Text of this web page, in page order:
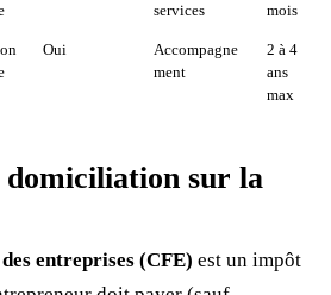
services
mois
Oui
Accompagne
ment
2 à 4
ans
max
domiciliation sur la
entreprises (CFE) est un impôt